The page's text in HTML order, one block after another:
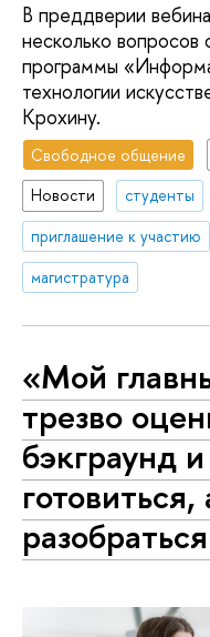
В преддверии
несколько вопросов
программы
технологии
Крохину.
Свободное общение
Новости
студенты
приглашение к участию
магистратура
«Мой
трезво
бэкграунд